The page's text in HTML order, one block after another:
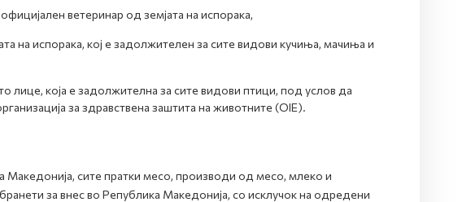
ветеринар од земјата на испорака,
на испорака, кој е задолжителен за сите видови кучиња, мачиња и
лице, која е задолжителна за сите видови птици, под услов да
за здравствена заштита на животните (ОIE).
Македонија, сите пратки месо, производи од месо, млеко и
за внес во Република Македонија, со исклучок на одредени